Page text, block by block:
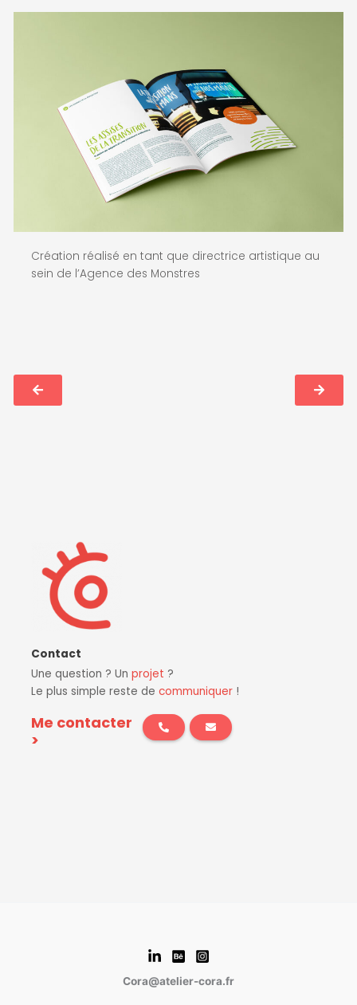
Création réalisé en tant que directrice artistique au
sein de l’Agence des Monstres
Contact
Une question ? Unprojet ?
Le plus simple reste decommuniquer !
Me contacter
>
Cora@atelier-cora.fr